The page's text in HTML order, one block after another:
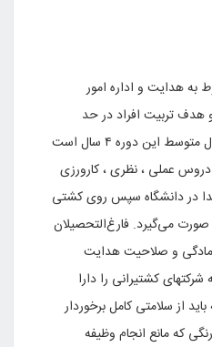
به هدایت و اداره امور
تربیت افراد در حد
کارشناسی دریانوردی است طول متوسط این دوره ۴ سال است
عملی ، نظری ، کارورزی
در دانشگاه سپس روی کشتی
می‌گیرد. فارغ‌التحصیلان
و صلاحیت هدایت
کشتیرانی را دارا
از سلامتی کامل برخوردار
که مانع انجام وظیفه